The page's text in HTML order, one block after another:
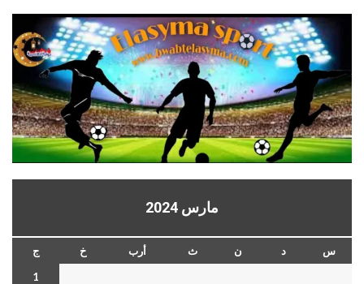
مارس 2024
س د ن ث أرب خ
ج
1